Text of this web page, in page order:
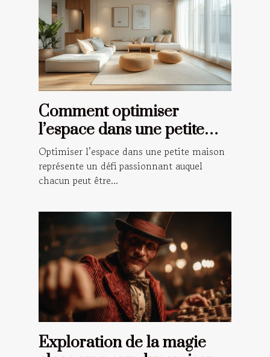
Comment optimiser
l’espace dans une petite
maison ?
Optimiser l’espace dans une petite maison
représente un défi passionnant auquel
chacun peut être...
Exploration de la magie